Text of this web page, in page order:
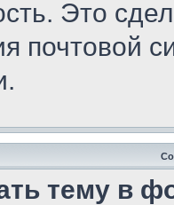
Это
почтовой
тему в